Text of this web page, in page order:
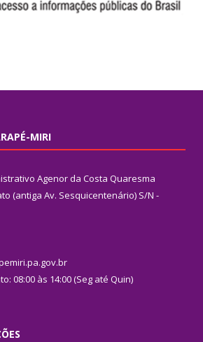
MIRI
Agenor da Costa Quaresma
(antiga Av. Sesquicentenário) S/N -
08:00 às 14:00 (Seg até Quin)